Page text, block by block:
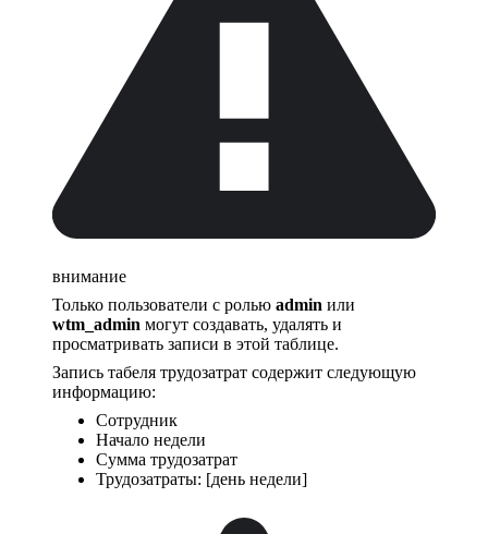
внимание
Только пользователи с ролью admin или
wtm_admin могут создавать, удалять и
просматривать записи в этой таблице.
Запись табеля трудозатрат содержит следующую
информацию:
Сотрудник
Начало недели
Сумма трудозатрат
Трудозатраты: [день недели]